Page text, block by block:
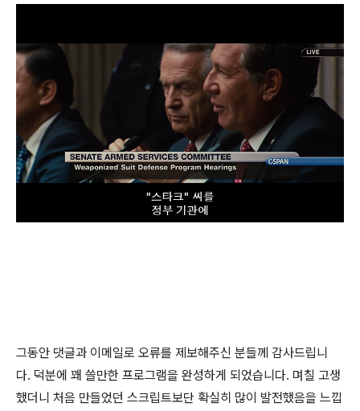
그동안 댓글과 이메일로 오류를 제보해주신 분들께 감사드립니
다. 덕분에 꽤 쓸만한 프로그램을 완성하게 되었습니다. 며칠 고생
했더니 처음 만들었던 스크립트보단 확실히 많이 발전했음을 느낍